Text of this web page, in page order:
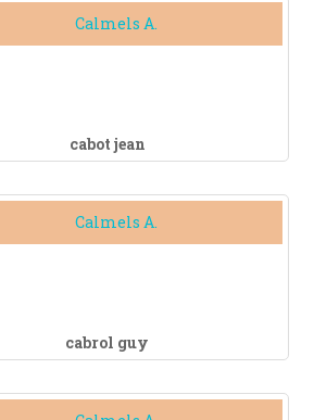
cabot jean
cabrol guy